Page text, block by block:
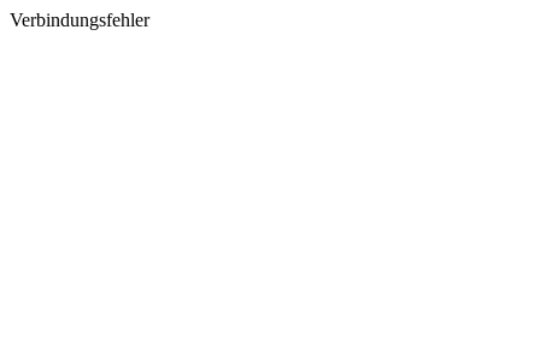
Verbindungsfehler